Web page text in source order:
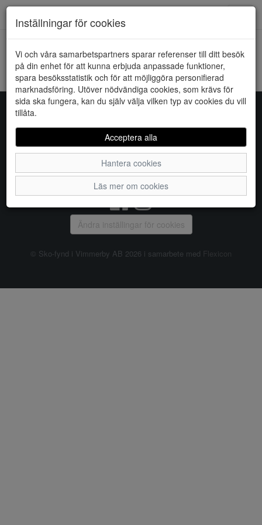
HEM LYCKE
Kunde inte hitta några artiklar...
Inställningar för cookies
Vi och våra samarbetspartners sparar referenser till ditt besök
på din enhet för att kunna erbjuda anpassade funktioner,
spara besöksstatistik och för att möjliggöra personifierad
marknadsföring. Utöver nödvändiga cookies, som krävs för
sida ska fungera, kan du själv välja vilken typ av cookies du vill
tillåta.
Acceptera alla
Hantera cookies
Läs mer om cookies
Sko-fynd i Vimmerby AB
S:t Torget 2, 598 21 VIMMERBY, Telefon:
| Om oss Kontakta oss
Ändra inställingar för cookies
© Sko-fynd i Vimmerby AB 2026 i samarbete med Flexicon